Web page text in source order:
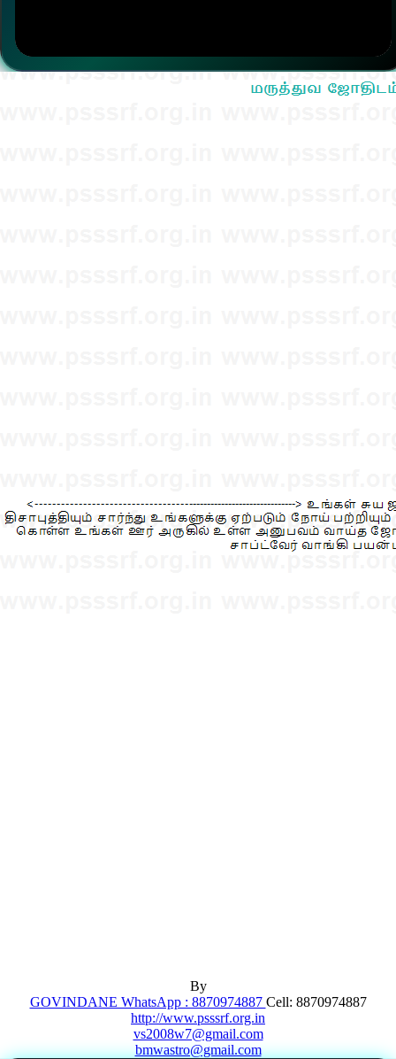
By
GOVINDANE WhatsApp : 8870974887 Cell: 8870974887
http://www.psssrf.org.in
vs2008w7@gmail.com
bmwastro@gmail.com